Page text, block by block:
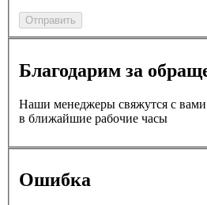
Отправить
Благодарим за
Наши менеджеры свяжутся с вами
в ближайшие рабочие часы
Ошибка